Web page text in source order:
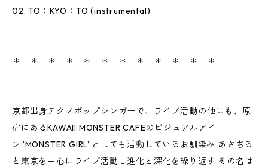
02. TO：KYO：TO (instrumental)
＊ ＊ ＊ ＊ ＊ ＊ ＊ ＊ ＊ ＊ ＊ ＊
京都出身テクノポップシンガーで、ライブ活動の他にも、原
宿にあるKAWAII MONSTER CAFEのビジュアルアイコ
ン”MONSTER GIRL”としても活動しているお馴染み あさちる
と東京を中心にライブ活動し進化と深化を繰り返す その名は